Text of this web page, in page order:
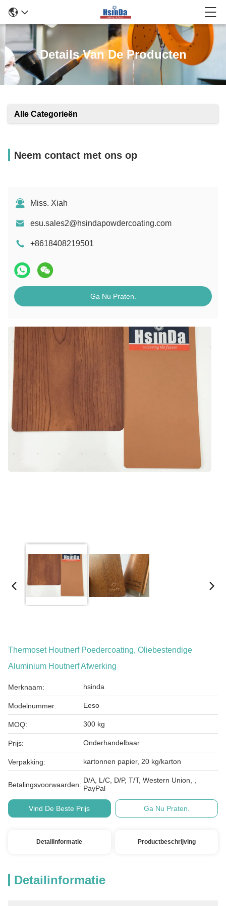
Details Van De Producten
Alle Categorieën
Neem contact met ons op
Miss. Xiah
esu.sales2@hsindapowdercoating.com
+8618408219501
Ga Nu Praten.
Thermoset Houtnerf Poedercoating, Oliebestendige
Aluminium Houtnerf Afwerking
Merknaam: hsinda
Modelnummer: Eeso
MOQ: 300 kg
Prijs: Onderhandelbaar
Verpakking: kartonnen papier, 20 kg/karton
Betalingsvoorwaarden:
D/A, L/C, D/P, T/T, Western Union, ,
PayPal
Vind De Beste Prijs Ga Nu Praten.
Detailinformatie Productbeschrijving
Detailinformatie